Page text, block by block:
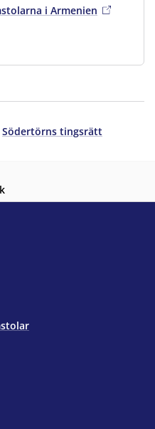
i Armenien , extern
Södertörns tingsrätt